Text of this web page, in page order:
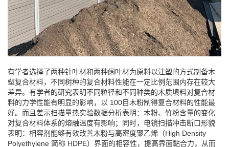
有学者选择了两种针叶材和两种阔叶材为原料以注塑的方式制备木
塑复合材料，不同树种的复合材料性能在一定比例范围内存在较大
差异。有学者的研究表明不同粒径和不同种类的木质填料对复合材
料的力学性能有明显的影响，以 100目木粉制得复合材料的性能最
好。而且差示扫描量热实验数据分析表明：木粉、竹粉含量的变化
对复合材料体系的熔融温度有影响；同时，电镜扫描冲击断口形貌
表明：相容剂能够有效改善木粉与高密度聚乙烯（High Density
Polyethylene 简称 HDPE）界面的相容性，提高界面黏合力，从而